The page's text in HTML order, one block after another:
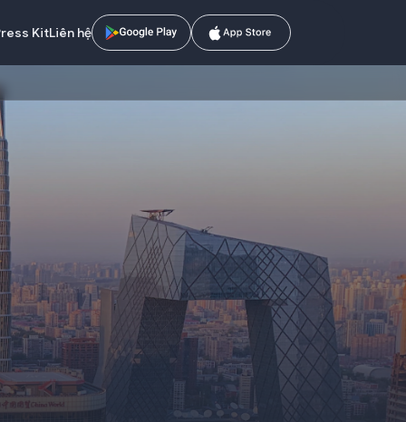
KitLiên hệ